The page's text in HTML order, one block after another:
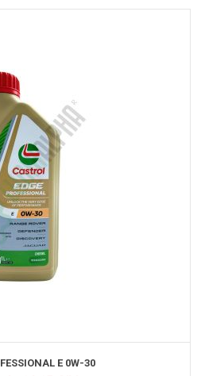
E 0W-30